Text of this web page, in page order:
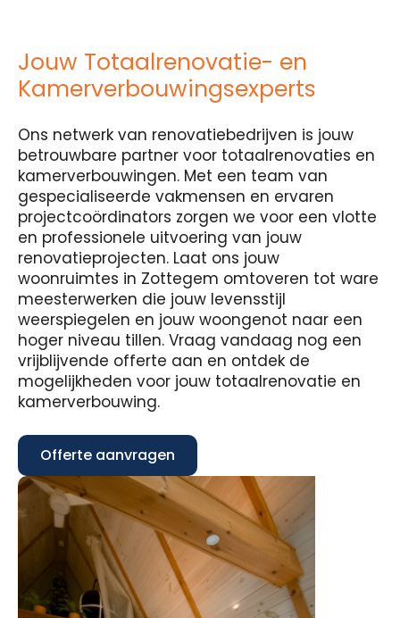
Jouw Totaalrenovatie- en
Kamerverbouwingsexperts
Ons netwerk van renovatiebedrijven is jouw
betrouwbare partner voor totaalrenovaties en
kamerverbouwingen. Met een team van
gespecialiseerde vakmensen en ervaren
projectcoördinators zorgen we voor een vlotte
en professionele uitvoering van jouw
renovatieprojecten. Laat ons jouw
woonruimtes in Zottegem omtoveren tot ware
meesterwerken die jouw levensstijl
weerspiegelen en jouw woongenot naar een
hoger niveau tillen. Vraag vandaag nog een
vrijblijvende offerte aan en ontdek de
mogelijkheden voor jouw totaalrenovatie en
kamerverbouwing.
Offerte aanvragen